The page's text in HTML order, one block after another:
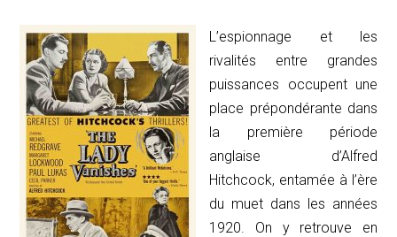
L’espionnage et les
rivalités entre grandes
puissances occupent une
place prépondérante dans
la première période
anglaise d’Alfred
Hitchcock, entamée à l’ère
du muet dans les années
1920. On y retrouve en